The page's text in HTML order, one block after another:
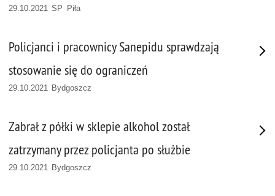
29.10.2021 SP Piła
Policjanci i pracownicy Sanepidu sprawdzają
stosowanie się do ograniczeń
29.10.2021 Bydgoszcz
Zabrał z półki w sklepie alkohol został
zatrzymany przez policjanta po służbie
29.10.2021 Bydgoszcz